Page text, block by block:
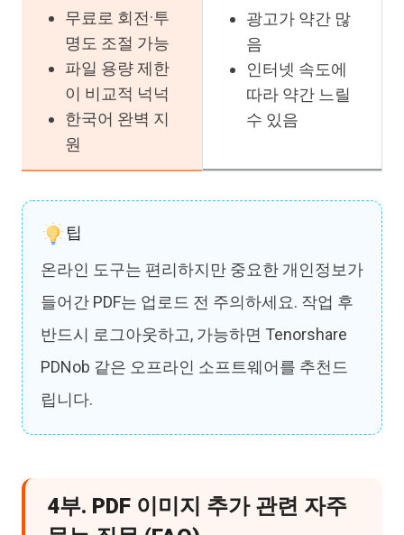
무료로 회전·투
명도 조절 가능
파일 용량 제한
이 비교적 넉넉
한국어 완벽 지
원
광고가 약간 많
음
인터넷 속도에
따라 약간 느릴
수 있음
팁
온라인 도구는 편리하지만 중요한 개인정보가
들어간 PDF는 업로드 전 주의하세요. 작업 후
반드시 로그아웃하고, 가능하면 Tenorshare
PDNob 같은 오프라인 소프트웨어를 추천드
립니다.
4부. PDF 이미지 추가 관련 자주